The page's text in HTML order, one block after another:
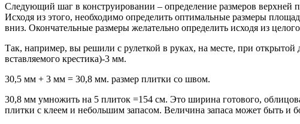
Следующий шаг в конструировании – определение размеров верхней
Исходя из этого, необходимо определить оптимальные размеры
вниз. Окончательные размеры желательно определить исходя из
Так, например, вы решили с рулеткой в руках, на месте, при
вставляемого крестика)-3 мм.
30,5 мм + 3 мм = 30,8 мм. размер плитки со швом.
30,8 мм умножить на 5 плиток =154 см. Это ширина готового,
плитки с клеем и небольшим запасом. Величина запаса может быть и